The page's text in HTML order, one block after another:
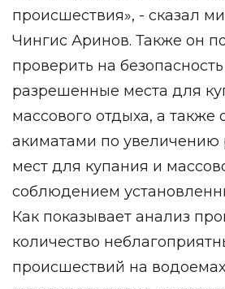
происшествия», - сказал
Чингис Аринов. Также он
проверить на
разрешенные места для
массового отдыха, а также
акиматами по
мест для купания и
соблюдением
Как показывает анализ
количество
происшествий на